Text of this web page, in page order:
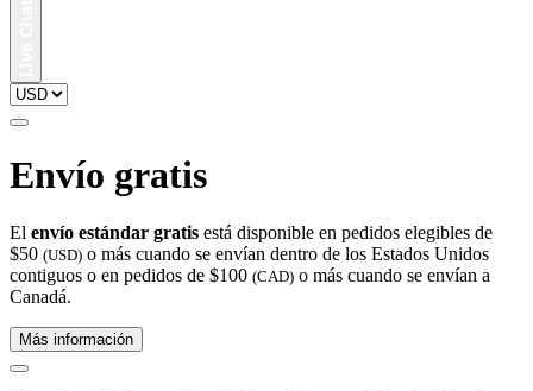
Envío gratis
El envío estándar gratis está disponible en pedidos elegibles de
$50 (USD) o más cuando se envían dentro de los Estados Unidos
contiguos o en pedidos de $100 (CAD) o más cuando se envían a
Canadá.
Más información